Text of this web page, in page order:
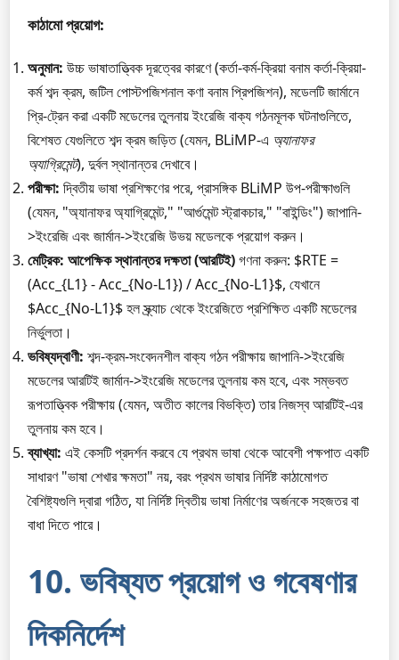
কাঠামো প্রয়োগ:
অনুমান: উচ্চ ভাষাতাত্ত্বিক দূরত্বের কারণে (কর্তা-কর্ম-ক্রিয়া বনাম কর্তা-ক্রিয়া-
কর্ম শব্দ ক্রম, জটিল পোস্টপজিশনাল কণা বনাম প্রিপজিশন), মডেলটি জার্মানে
প্রি-ট্রেন করা একটি মডেলের তুলনায় ইংরেজি বাক্য গঠনমূলক ঘটনাগুলিতে,
বিশেষত যেগুলিতে শব্দ ক্রম জড়িত (যেমন, BLiMP-এ অ্যানাফর
অ্যাগ্রিমেন্ট), দুর্বল স্থানান্তর দেখাবে।
পরীক্ষা: দ্বিতীয় ভাষা প্রশিক্ষণের পরে, প্রাসঙ্গিক BLiMP উপ-পরীক্ষাগুলি
(যেমন, "অ্যানাফর অ্যাগ্রিমেন্ট," "আর্গুমেন্ট স্ট্রাকচার," "বাইন্ডিং") জাপানি-
>ইংরেজি এবং জার্মান->ইংরেজি উভয় মডেলকে প্রয়োগ করুন।
মেট্রিক: আপেক্ষিক স্থানান্তর দক্ষতা (আরটিই)গণনা করুন: $RTE =
(Acc_{L1} - Acc_{No-L1}) / Acc_{No-L1}$, যেখানে
$Acc_{No-L1}$ হল স্ক্র্যাচ থেকে ইংরেজিতে প্রশিক্ষিত একটি মডেলের
নির্ভুলতা।
ভবিষ্যদ্বাণী: শব্দ-ক্রম-সংবেদনশীল বাক্য গঠন পরীক্ষায় জাপানি->ইংরেজি
মডেলের আরটিই জার্মান->ইংরেজি মডেলের তুলনায় কম হবে, এবং সম্ভবত
রূপতাত্ত্বিক পরীক্ষায় (যেমন, অতীত কালের বিভক্তি) তার নিজস্ব আরটিই-এর
তুলনায় কম হবে।
ব্যাখ্যা: এই কেসটি প্রদর্শন করবে যে প্রথম ভাষা থেকে আবেশী পক্ষপাত একটি
সাধারণ "ভাষা শেখার ক্ষমতা" নয়, বরং প্রথম ভাষার নির্দিষ্ট কাঠামোগত
বৈশিষ্ট্যগুলি দ্বারা গঠিত, যা নির্দিষ্ট দ্বিতীয় ভাষা নির্মাণের অর্জনকে সহজতর বা
বাধা দিতে পারে।
10. ভবিষ্যত প্রয়োগ ও গবেষণার
দিকনির্দেশ